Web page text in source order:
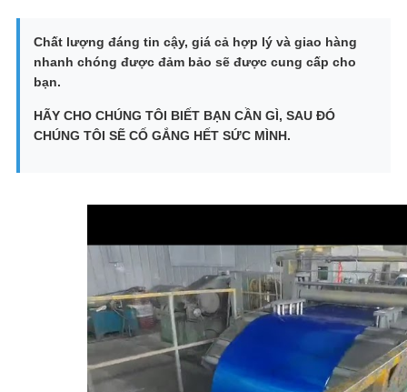
Chất lượng đáng tin cậy, giá cả hợp lý và giao hàng
nhanh chóng được đảm bảo sẽ được cung cấp cho
bạn.
HÃY CHO CHÚNG TÔI BIẾT BẠN CẦN GÌ, SAU ĐÓ
CHÚNG TÔI SẼ CỐ GẮNG HẾT SỨC MÌNH.